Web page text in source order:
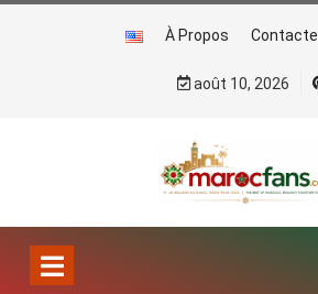
À Propos
août 10, 2026